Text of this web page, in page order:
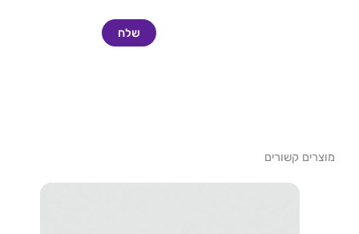
מוצרים קשורים